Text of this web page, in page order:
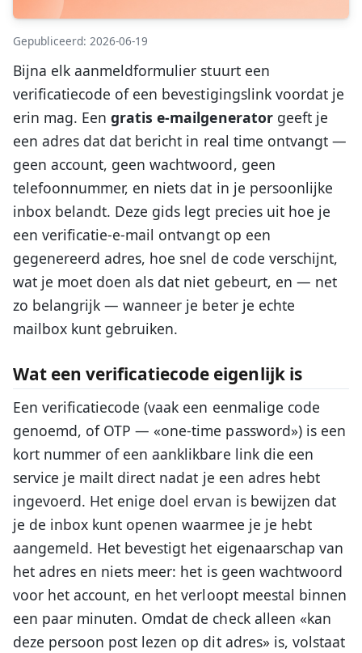
Gepubliceerd: 2026-06-19
Bijna elk aanmeldformulier stuurt een
verificatiecode of een bevestigingslink voordat je
erin mag. Eengratis e-mailgeneratorgeeft je
een adres dat dat bericht in real time ontvangt —
geen account, geen wachtwoord, geen
telefoonnummer, en niets dat in je persoonlijke
inbox belandt. Deze gids legt precies uit hoe je
een verificatie-e-mail ontvangt op een
gegenereerd adres, hoe snel de code verschijnt,
wat je moet doen als dat niet gebeurt, en — net
zo belangrijk — wanneer je beter je echte
mailbox kunt gebruiken.
Wat een verificatiecode eigenlijk is
Een verificatiecode (vaak een eenmalige code
genoemd, of OTP — «one-time password») is een
kort nummer of een aanklikbare link die een
service je mailt direct nadat je een adres hebt
ingevoerd. Het enige doel ervan is bewijzen dat
je de inbox kunt openen waarmee je je hebt
aangemeld. Het bevestigt het eigenaarschap van
het adres en niets meer: het is geen wachtwoord
voor het account, en het verloopt meestal binnen
een paar minuten. Omdat de check alleen «kan
deze persoon post lezen op dit adres» is, volstaat